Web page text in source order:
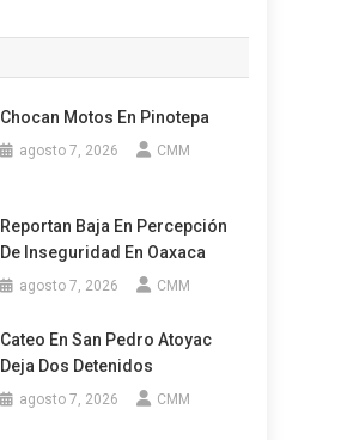
Chocan Motos En Pinotepa
agosto 7, 2026 CMM
Reportan Baja En Percepción
De Inseguridad En Oaxaca
agosto 7, 2026 CMM
Cateo En San Pedro Atoyac
Deja Dos Detenidos
agosto 7, 2026 CMM